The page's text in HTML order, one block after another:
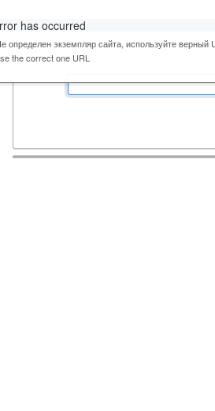
has occurred
определен экземпляр сайта, используйте
the correct one URL